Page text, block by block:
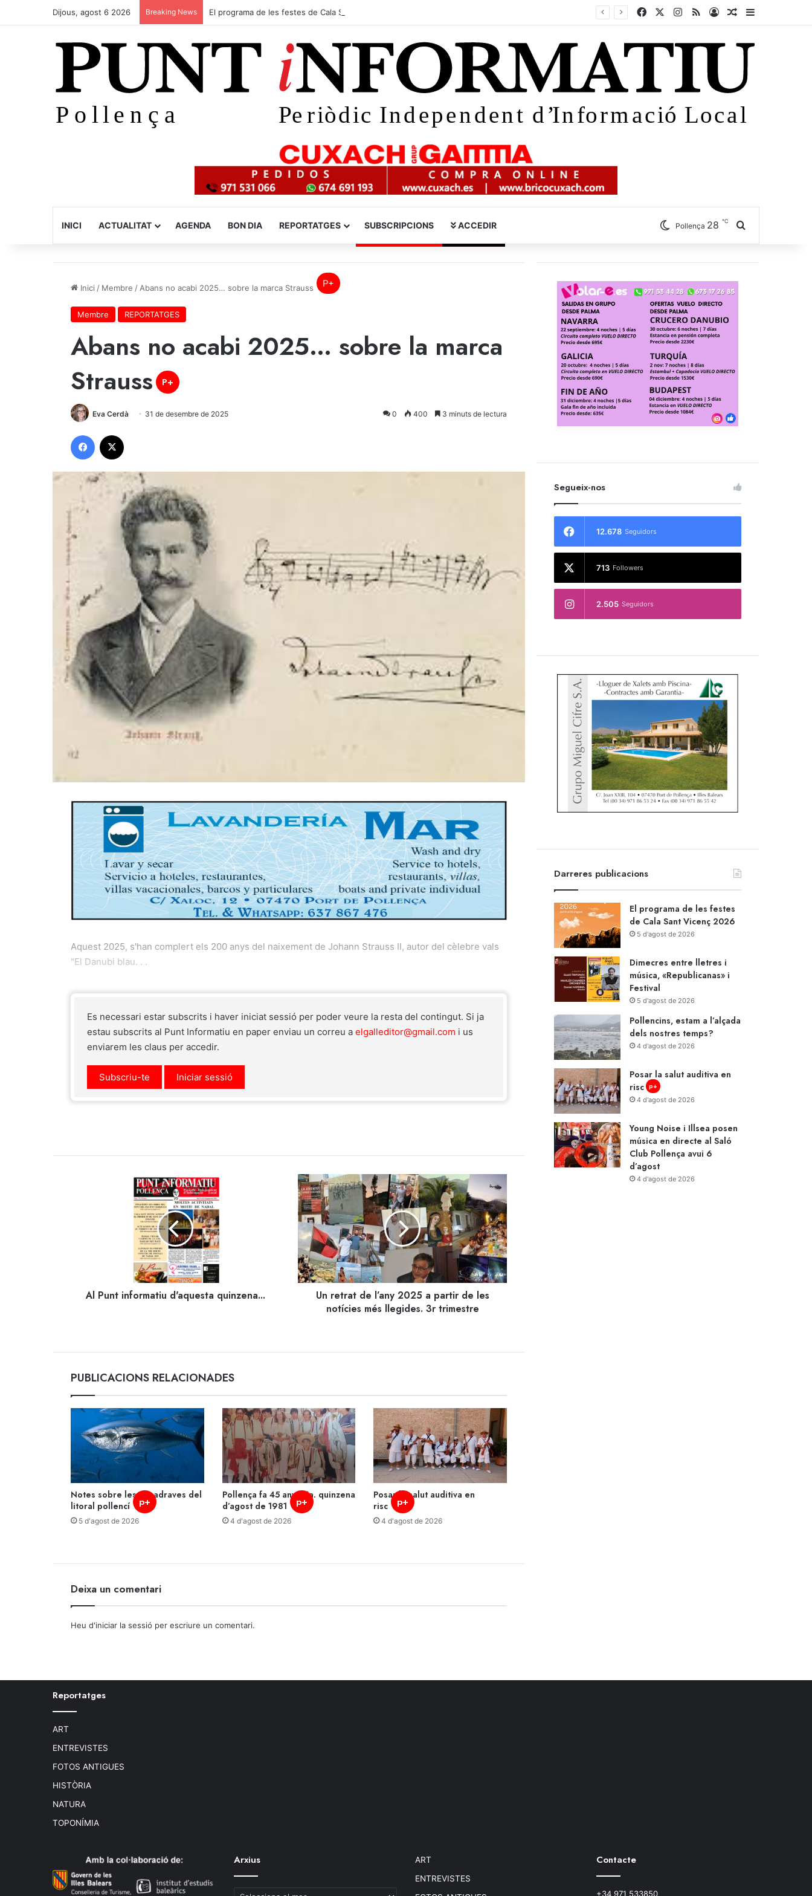
Dijous, agost 6 2026 Breaking News El programa de les festes de Cala Sant Vicenç 2026 FacebookInstagram
RSSIniciar sessió
Article aleatori
Sidebar
INICI ACTUALITAT AGENDA BON DIA REPORTATGES SUBSCRIPCIONS ACCEDIR Pollença 28 ℃
Inici / Membre / Abans no acabi 2025… sobre la marca Strauss P+
Membre REPORTATGES
Abans no acabi 2025… sobre la marca
Strauss
P+
Eva Cerdà 31 de desembre de 2025 0 400 3 minuts de lectura
Facebook
Aquest 2025, s'han complert els 200 anys del naixement de Johann Strauss II, autor del cèlebre vals
"El Danubi blau. . .
Es necessari estar subscrits i haver iniciat sessió per poder veure la resta del contingut. Si ja
estau subscrits al Punt Informatiu en paper enviau un correu a elgalleditor@gmail.com i us
enviarem les claus per accedir.
Subscriu-te Iniciar sessió
Al Punt informatiu d'aquesta quinzena...
Un
retrat
de
l’any
2025
partir
de
les
notíciesUn retrat de l’any 2025 a partir de les
notícies més llegides. 3r trimestre
PUBLICACIONS RELACIONADES
Notes sobre les almadraves del
litoral pollencí
p+
5 d'agost de 2026
Pollença fa 45 anys: 1a. quinzena
d’agost de 1981
p+
4 d'agost de 2026
Posar la salut auditiva en
risc
p+
4 d'agost de 2026
Deixa un comentari
Heu d'iniciar la sessió per escriure un comentari.
Segueix-nos
12.678 Seguidors
713 Followers
2.505 Seguidors
Darreres publicacions
El programa de les festes
de Cala Sant Vicenç 2026
5 d'agost de 2026
Dimecres entre lletres i
música, «Republicanas» i
Festival
5 d'agost de 2026
Pollencins, estam a l’alçada
dels nostres temps?
4 d'agost de 2026
Posar la salut auditiva en
risc p+
4 d'agost de 2026
Young Noise i Illsea posen
música en directe al Saló
Club Pollença avui 6
d’agost
4 d'agost de 2026
Reportatges
ART
ENTREVISTES
FOTOS ANTIGUES
HISTÒRIA
NATURA
TOPONÍMIA
Arxius
Arxius
ART
ENTREVISTES
Contacte
+34 971 533850